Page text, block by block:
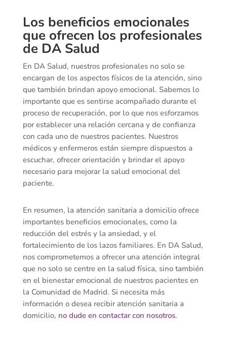
Los beneficios emocionales
que ofrecen los profesionales
de DA Salud
En DA Salud, nuestros profesionales no solo se
encargan de los aspectos físicos de la atención, sino
que también brindan apoyo emocional. Sabemos lo
importante que es sentirse acompañado durante el
proceso de recuperación, por lo que nos esforzamos
por establecer una relación cercana y de confianza
con cada uno de nuestros pacientes. Nuestros
médicos y enfermeros están siempre dispuestos a
escuchar, ofrecer orientación y brindar el apoyo
necesario para mejorar la salud emocional del
paciente.
En resumen, la atención sanitaria a domicilio ofrece
importantes beneficios emocionales, como la
reducción del estrés y la ansiedad, y el
fortalecimiento de los lazos familiares. En DA Salud,
nos comprometemos a ofrecer una atención integral
que no solo se centre en la salud física, sino también
en el bienestar emocional de nuestros pacientes en
la Comunidad de Madrid. Si necesita más
información o desea recibir atención sanitaria a
domicilio, no dude en contactar con nosotros.